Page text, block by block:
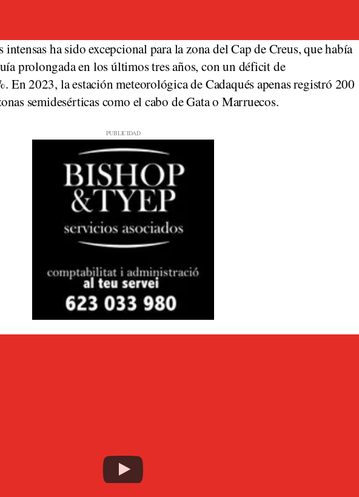
ha sido excepcional para la zona del Cap de Creus, que había
prolongada en los últimos tres años, con un déficit de
En 2023, la estación meteorológica de Cadaqués apenas registró 200
semidesérticas como el cabo de Gata o Marruecos.